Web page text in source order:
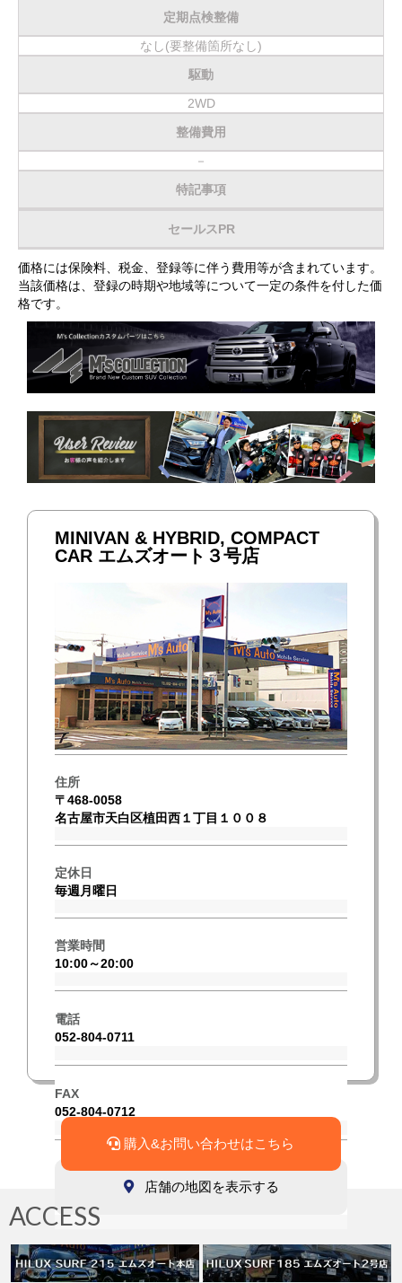
定期点検整備
なし(要整備箇所なし)
駆動
2WD
整備費用
－
特記事項
セールスPR
価格には保険料、税金、登録等に伴う費用等が含まれています。
当該価格は、登録の時期や地域等について一定の条件を付した価
格です。
MINIVAN & HYBRID, COMPACT
CAR エムズオート３号店
住所
〒468-0058
名古屋市天白区植田西１丁目１００８
定休日
毎週月曜日
営業時間
10:00～20:00
電話
052-804-0711
FAX
052-804-0712
店舗の地図を表示する
購入&お問い合わせはこちら
ACCESS